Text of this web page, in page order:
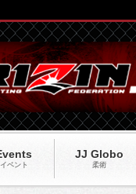
イベント
JJ Globo
柔術